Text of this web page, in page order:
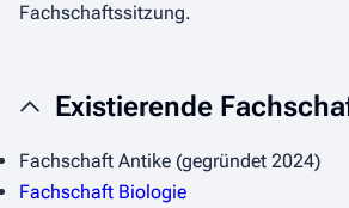
Fachschaftssitzung.
Existierende
Fachschaft Antike (gegründet 2024)
Fachschaft Biologie